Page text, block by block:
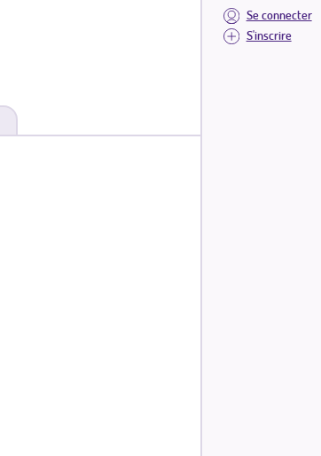
Se connecter
S'inscrire